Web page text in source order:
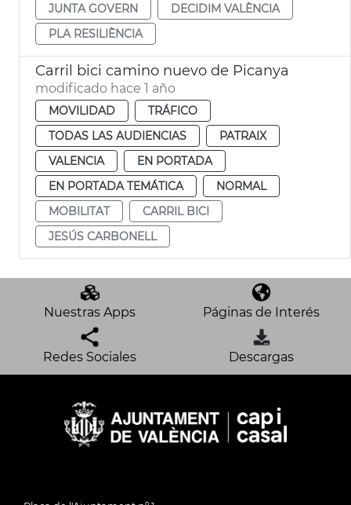
JUNTA GOVERN
DECIDIM VALÈNCIA
PLA RESILIÈNCIA
Carril bici camino nuevo de Picanya
modificado hace 1 año
MOVILIDAD
TRÁFICO
TODAS LAS AUDIENCIAS
PATRAIX
VALENCIA
EN PORTADA
EN PORTADA TEMÁTICA
NORMAL
MOBILITAT
CARRIL BICI
JESÚS CARBONELL
Nuestras Apps Páginas de Interés
Redes Sociales Descargas